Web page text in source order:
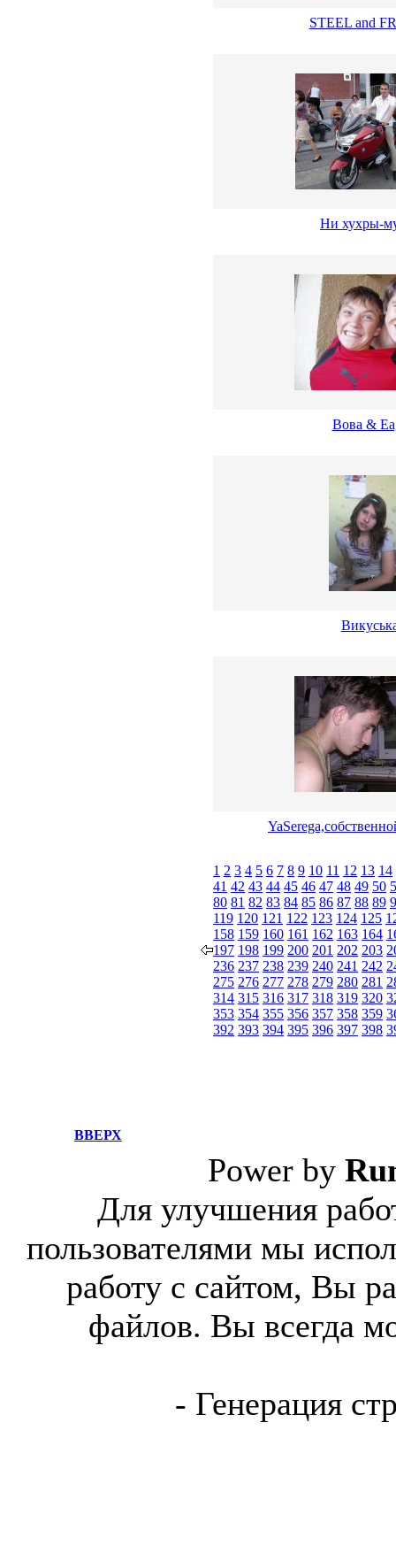
STEEL and
Ни хухры-
Вова &
1 2 3 4 5 6 7 8 9 10 11 12 13 14
41 42 43 44 45 46 47 48 49 50
80 81 82 83 84 85 86 87 88 89
119 120 121 122 123 124 125
158 159 160 161 162 163 164
197 198 199 200 201 202 203
236 237 238 239 240 241 242
275 276 277 278 279 280 281
314 315 316 317 318 319 320
353 354 355 356 357 358 359
392 393 394 395 396 397 398
ВВЕРХ
Power by
Для улучшения
пользователями мы
работу с сайтом, Вы
файлов. Вы всегда
- Генерация